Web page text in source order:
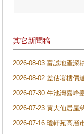
其它新聞稿
2026-08-03 富誠地產深
2026-08-02 差估署樓價
2026-07-30 牛池灣嘉峰
2026-07-23 黄大仙居屋
2026-07-16 瓊軒苑高層